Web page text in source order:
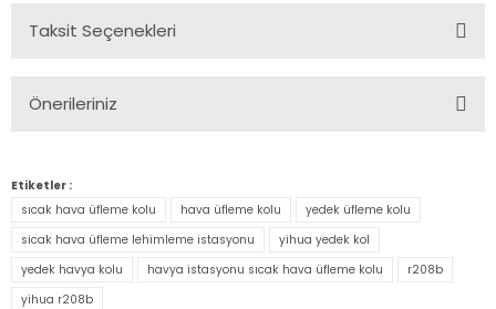
Taksit Seçenekleri
Önerileriniz
konularda yetersiz gördüğünüz noktaları öneri formunu
kullanarak tarafımıza iletebilirsiniz.
Görüş ve önerileriniz için teşekkür ederiz.
Ürün resmi kalitesiz, bozuk veya görüntülenemiyor.
Etiketler :
sıcak hava üfleme kolu
hava üfleme kolu
yedek üfleme kolu
sicak hava üfleme lehimleme istasyonu
yihua yedek kol
yedek havya kolu
havya istasyonu sıcak hava üfleme kolu
r208b
yihua r208b